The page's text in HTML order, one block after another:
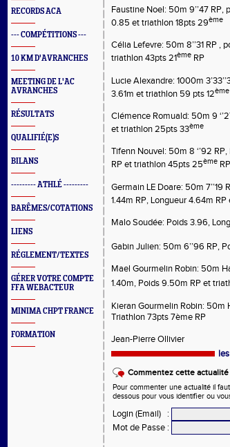
RECORDS ACA
--- COMPÉTITIONS ---
10 KM D'AVRANCHES
MEETING DE L'AC
AVRANCHES
RÉSULTATS
QUALIFIÉ(E)S
BILANS
--------- ATHLÉ ---------
BARÊMES/COTATIONS
LIENS
RÉGLEMENT/TEXTES
GÉRER VOTRE COMPTE
FFA WEBACTEUR
MINIMA CHPT FRANCE
FORMATION
Faustine Noel: 50m 9’’47 RP,
0.85 ettriathlon 18pts 29ème
Célia Lefevre: 50m 8’’31 RP ,
triathlon 43pts 21ème RP
Lucie Alexandre: 1000m
3.61m ettriathlon 59 pts 12ème
Clémence Romuald: 50m 9
ettriathlon 25pts 33ème
Tifenn Nouvel: 50m 8 ‘’92
RPettriathlon 45pts 25ème RP
Germain LE Doare: 50m 7’’19
1.44m RP, Longueur 4.64m
Malo Soudée: Poids 3.96,
Gabin Julien: 50m 6’’96 RP,
Mael Gourmelin Robin: 50m
1.40m, Poids 9.50m RP et
Kieran Gourmelin Robin: 50m
Triathlon 73pts 7ème RP
Jean-Pierre Ollivier
Commentez cette actualité
Pour commenter une actualité il
dessous pour vous identifier ou
Login (Email)
:
Mot de Passe :